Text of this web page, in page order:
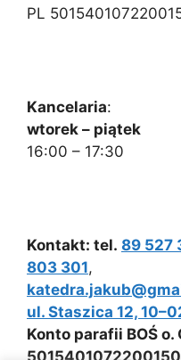
PL
Kancelaria:
wtorek – piątek
16:00 – 17:30
Kontakt: tel. 89 527
803 301,
ul. Staszica 12,
Konto parafii BOŚ o.